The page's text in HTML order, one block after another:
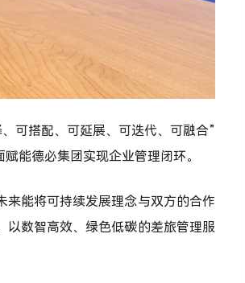
可搭配、可延展、可迭代、可融合”
能德必集团实现企业管理闭环。
能将可持续发展理念与双方的合作
以数智高效、绿色低碳的差旅管理服